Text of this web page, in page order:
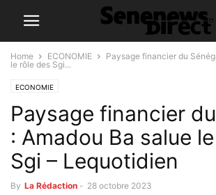
Home ECONOMIE
Paysage financier du
le rôle des Sgi...
ECONOMIE
Paysage financier
: Amadou Ba salue
Sgi – Lequotidien
By La Rédaction - 28 octobre 2023